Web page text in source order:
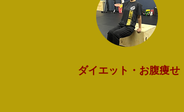
​ダイエット・お腹痩せ